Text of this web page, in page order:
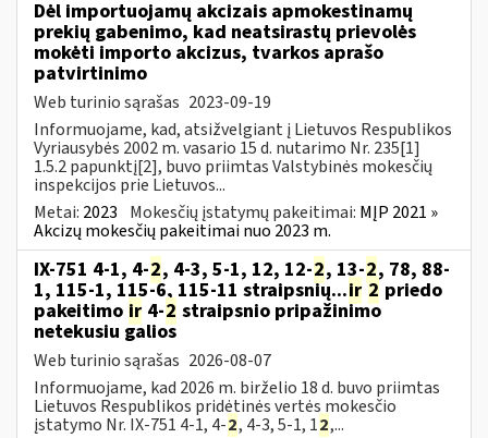
Dėl importuojamų akcizais apmokestinamų
prekių gabenimo, kad neatsirastų prievolės
mokėti importo akcizus, tvarkos aprašo
patvirtinimo
Web turinio sąrašas 2023-09-19
Informuojame, kad, atsižvelgiant į Lietuvos Respublikos
Vyriausybės 2002 m. vasario 15 d. nutarimo Nr. 235[1]
1.5.2 papunktį[2], buvo priimtas Valstybinės mokesčių
inspekcijos prie Lietuvos...
Metai: 2023 Mokesčių įstatymų pakeitimai: MĮP 2021 »
Akcizų mokesčių pakeitimai nuo 2023 m.
IX-751 4-1, 4-2, 4-3, 5-1, 12, 12-2, 13-2, 78, 88-
1, 115-1, 115-6, 115-11 straipsnių...ir 2 priedo
pakeitimo ir 4-2 straipsnio pripažinimo
netekusiu galios
Web turinio sąrašas 2026-08-07
Informuojame, kad 2026 m. birželio 18 d. buvo priimtas
Lietuvos Respublikos pridėtinės vertės mokesčio
įstatymo Nr. IX-751 4-1, 4-2, 4-3, 5-1, 12,...